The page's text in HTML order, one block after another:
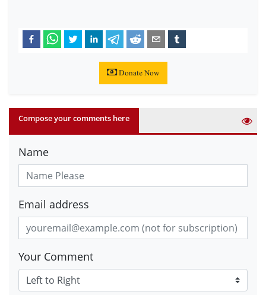
Donate Now
Compose your comments here
Name
Email address
Your Comment